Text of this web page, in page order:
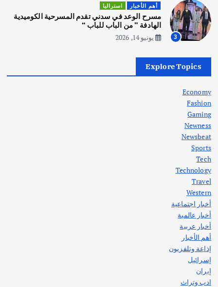
انطلاق ورشة التمثيل في مدينة كلباء الاماراتية
أغسطس 5, 2026
في جذور المشكلة وحلولها المستدامة
أهم الأخبار
اختتام ورشة السينوغرافيا في مدينة كلباء الاماراتية
أغسطس 3, 2026
3
أهم الأخبار استراليا
مسرح الوعد في سدني تقدم المسرحية الكوميدية
الهادفة ” من الباب للباب “
يونيو 14, 2026
Explore Topics
Economy
Fashion
Gaming
Newness
Newsbeat
Sports
Tech
Technology
Travel
Western
أخبار اجتماعية
أخبار عالمية
أخبار عربية
أهم الأخبار
إذاعة وتلفزيون
إسرائيل
إيران
ادب وتراث